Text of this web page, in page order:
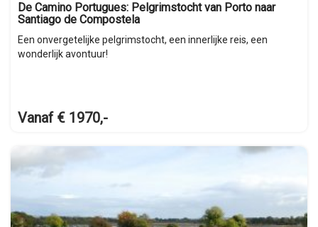
De Camino Portugues: Pelgrimstocht van Porto naar
Santiago de Compostela
Een onvergetelijke pelgrimstocht, een innerlijke reis, een
wonderlijk avontuur!
Vanaf € 1970,-